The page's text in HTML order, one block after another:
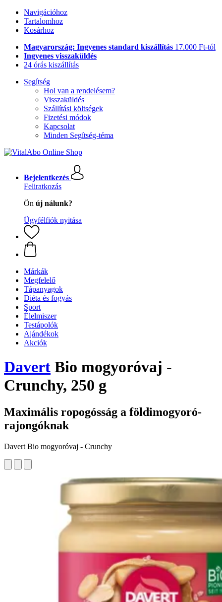
Navigációhoz
Tartalomhoz
Kosárhoz
Magyarország: Ingyenes standard kiszállítás 17.000 Ft-tól
Ingyenes visszaküldés
24 órás kiszállítás
Segítség
Hol van a rendelésem?
Visszaküldés
Szállítási költségek
Fizetési módok
Kapcsolat
Minden Segítség-téma
Bejelentkezés
Feliratkozás
Ön új nálunk?
Ügyfélfiók nyitása
Márkák
Megfelelő
Tápanyagok
Diéta és fogyás
Sport
Élelmiszer
Testápolók
Ajándékok
Akciók
Davert Bio mogyoróvaj -
Crunchy, 250 g
Maximális ropogósság a földimogyoró-
rajongóknak
Davert Bio mogyoróvaj - Crunchy